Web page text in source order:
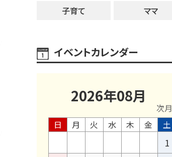
子育て
ママ
イベントカレンダー
2026年08月
次月
日
月 火 水 木 金 土
1